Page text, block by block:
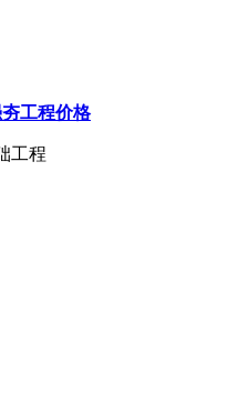
夯工程价格
工程